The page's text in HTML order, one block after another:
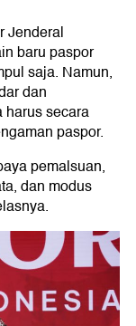
Jenderal
baru paspor
saja. Namun,
dan
harus secara
paspor.
pemalsuan,
dan modus